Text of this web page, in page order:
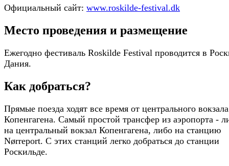
Официальный сайт: www.roskilde-festival.dk
Место проведения и размещение
Ежегодно фестиваль Roskilde Festival проводится в
Дания.
Как добраться?
Прямые поезда ходят все время от центрального вокзала
Копенгагена. Самый простой трансфер из аэропорта -
на центральный вокзал Копенгагена, либо на станцию ​​
Nørreport. С этих станций легко добраться до станции
Роскильде.